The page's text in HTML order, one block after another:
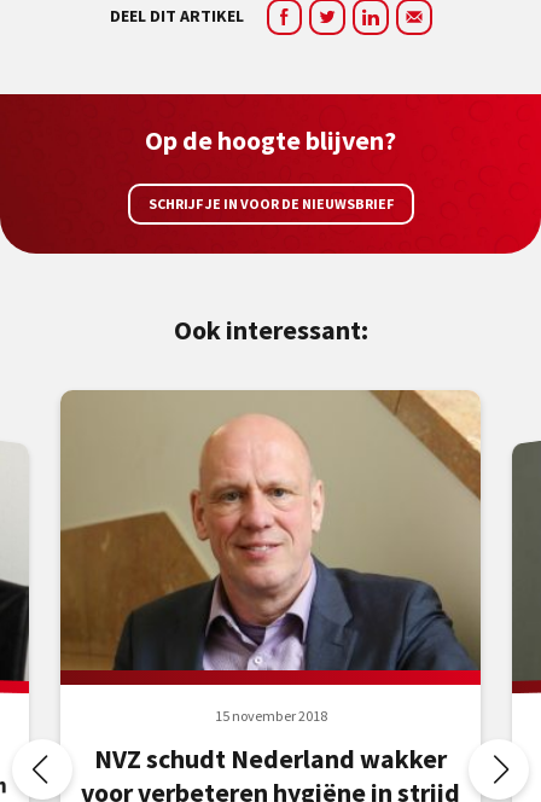
DEEL DIT ARTIKEL
Op de hoogte blijven?
SCHRIJF JE IN VOOR DE NIEUWSBRIEF
Ook interessant:
15 november 2018
NVZ schudt Nederland wakker
voor verbeteren hygiëne in strijd